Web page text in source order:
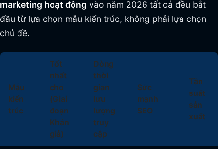
marketing hoạt động vào năm 2026 tất cả đều bắt
đầu từ lựa chọn mẫu kiến trúc, không phải lựa chọn
chủ đề.
Mẫu
kiến
trúc
Tốt
nhất
cho
(Giai
đoạn
Khán
giả)
Dòng
thời
gian
lưu
lượng
truy
cập
Sức
mạnh
SEO
Tần
suất
sản
xuất